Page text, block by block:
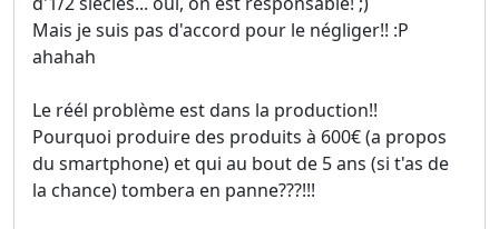
Mais je suis pas d'accord pour le négliger!! :P
ahahah
Le réél problème est dans la production!!
Pourquoi produire des produits à 600€ (a propos
du smartphone) et qui au bout de 5 ans (si t'as de
la chance) tombera en panne???!!!